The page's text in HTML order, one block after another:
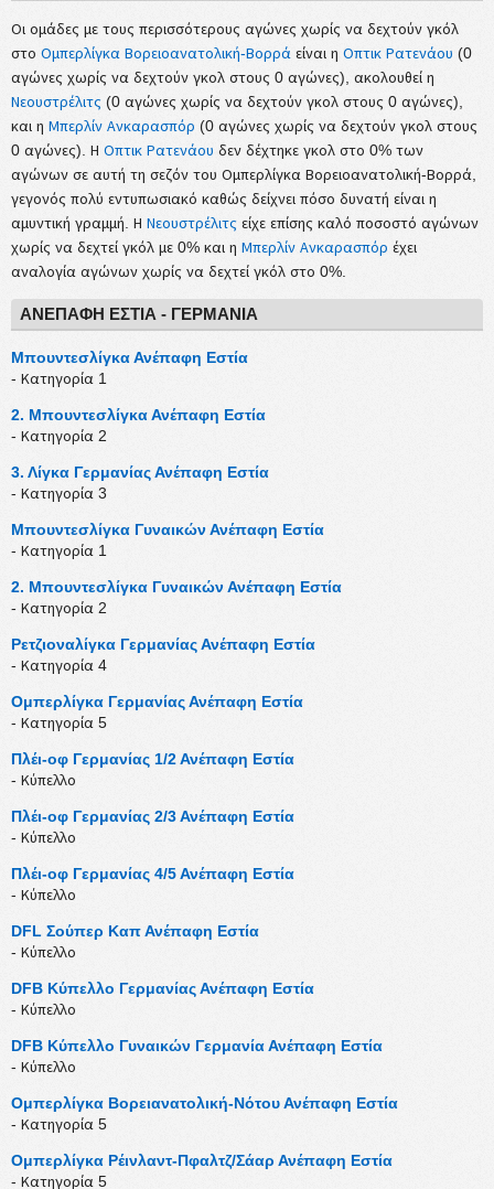
Οι ομάδες με τους περισσότερους αγώνες χωρίς να δεχτούν γκόλ
στο Ομπερλίγκα Βορειοανατολική-Βορρά είναι η Οπτικ Ρατενάου (0
αγώνες χωρίς να δεχτούν γκολ στους 0 αγώνες), ακολουθεί η
Νεουστρέλιτς (0 αγώνες χωρίς να δεχτούν γκολ στους 0 αγώνες),
και η Μπερλίν Ανκαρασπόρ (0 αγώνες χωρίς να δεχτούν γκολ στους
0 αγώνες). Η Οπτικ Ρατενάου δεν δέχτηκε γκολ στο 0% των
αγώνων σε αυτή τη σεζόν του Ομπερλίγκα Βορειοανατολική-Βορρά,
γεγονός πολύ εντυπωσιακό καθώς δείχνει πόσο δυνατή είναι η
αμυντική γραμμή. Η Νεουστρέλιτς είχε επίσης καλό ποσοστό αγώνων
χωρίς να δεχτεί γκόλ με 0% και η Μπερλίν Ανκαρασπόρ έχει
αναλογία αγώνων χωρίς να δεχτεί γκόλ στο 0%.
ΑΝΈΠΑΦΗ ΕΣΤΊΑ - ΓΕΡΜΑΝΊΑ
Μπουντεσλίγκα Ανέπαφη Εστία
- Κατηγορία 1
2. Μπουντεσλίγκα Ανέπαφη Εστία
- Κατηγορία 2
3. Λίγκα Γερμανίας Ανέπαφη Εστία
- Κατηγορία 3
Μπουντεσλίγκα Γυναικών Ανέπαφη Εστία
- Κατηγορία 1
2. Μπουντεσλίγκα Γυναικών Ανέπαφη Εστία
- Κατηγορία 2
Ρετζιοναλίγκα Γερμανίας Ανέπαφη Εστία
- Κατηγορία 4
Ομπερλίγκα Γερμανίας Ανέπαφη Εστία
- Κατηγορία 5
Πλέι-οφ Γερμανίας 1/2 Ανέπαφη Εστία
- Κύπελλο
Πλέι-οφ Γερμανίας 2/3 Ανέπαφη Εστία
- Κύπελλο
Πλέι-οφ Γερμανίας 4/5 Ανέπαφη Εστία
- Κύπελλο
DFL Σούπερ Καπ Ανέπαφη Εστία
- Κύπελλο
DFB Κύπελλο Γερμανίας Ανέπαφη Εστία
- Κύπελλο
DFB Κύπελλο Γυναικών Γερμανία Ανέπαφη Εστία
- Κύπελλο
Ομπερλίγκα Βορειανατολική-Νότου Ανέπαφη Εστία
- Κατηγορία 5
Ομπερλίγκα Ρέινλαντ-Πφαλτζ/Σάαρ Ανέπαφη Εστία
- Κατηγορία 5